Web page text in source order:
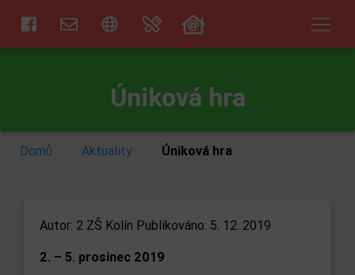
Úniková hra
Domů Aktuality Úniková hra
Autor: 2 ZŠ Kolín Publikováno: 5. 12. 2019
2. – 5. prosinec 2019